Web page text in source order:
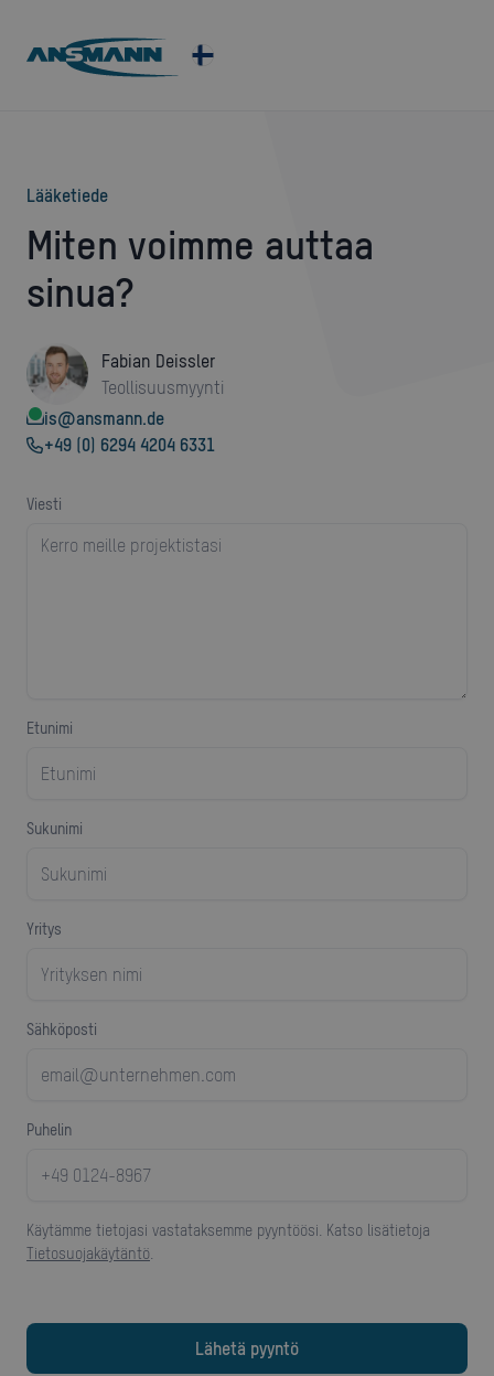
lääketiede
Miten voimme auttaa
sinua?
Fabian Deissler
Teollisuusmyynti
is@ansmann.de
+49 (0) 6294 4204 6331
viesti
Etunimi
sukunimi
yritys
Sähköposti
puhelin
Käytämme tietojasi vastataksemme pyyntöösi. Katso lisätietoja
Tietosuojakäytäntö